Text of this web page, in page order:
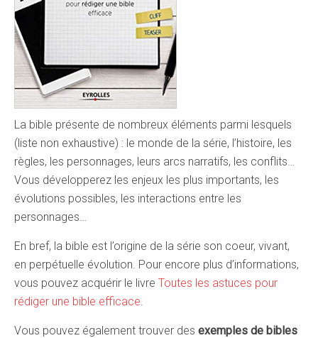
La bible présente de nombreux éléments parmi lesquels
(liste non exhaustive) : le monde de la série, l’histoire, les
règles, les personnages, leurs arcs narratifs, les conflits…
Vous développerez les enjeux les plus importants, les
évolutions possibles, les interactions entre les
personnages…
En bref, la bible est l’origine de la série son coeur, vivant,
en perpétuelle évolution. Pour encore plus d’informations,
vous pouvez acquérir le livre Toutes les astuces pour
rédiger une bible efficace
Vous pouvez également trouver des exemples de bibles